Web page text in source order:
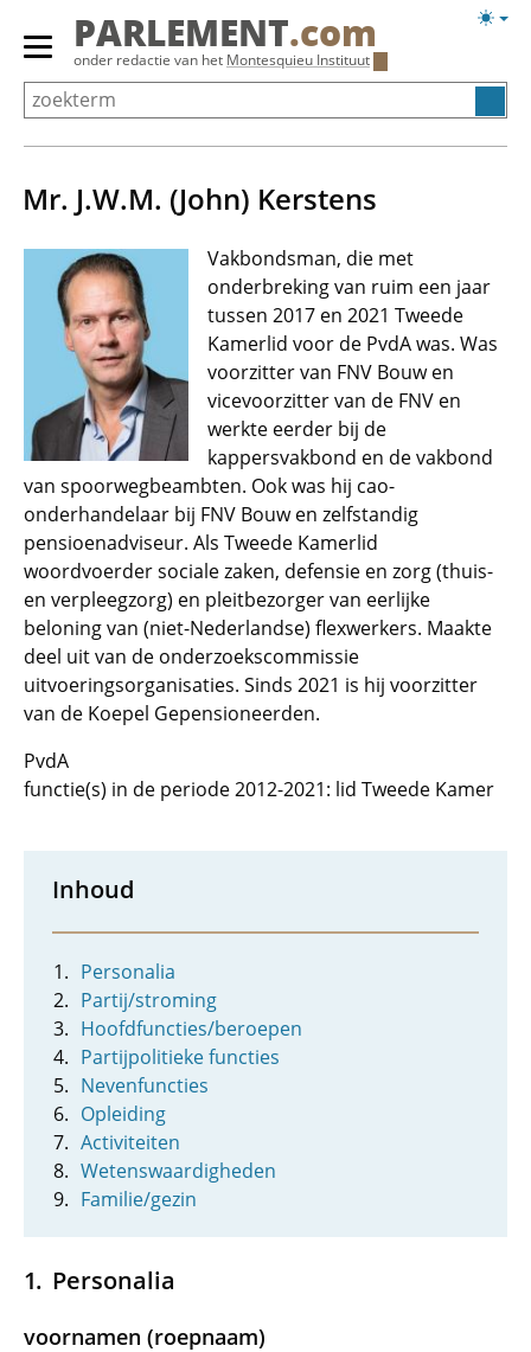
Overslaan
Primair
menu
tonen/verbergen
PARLEMENT.com
onder redactie van het Montesquieu Instituut
Mr. J.W.M. (John) Kerstens
Vakbondsman, die met
onderbreking van ruim een jaar
tussen 2017 en 2021 Tweede
Kamerlid voor de PvdA was. Was
voorzitter van FNV Bouw en
vicevoorzitter van de FNV en
werkte eerder bij de
kappersvakbond en de vakbond
van spoorwegbeambten. Ook was hij cao-
onderhandelaar bij FNV Bouw en zelfstandig
pensioenadviseur. Als Tweede Kamerlid
woordvoerder sociale zaken, defensie en zorg (thuis-
en verpleegzorg) en pleitbezorger van eerlijke
beloning van (niet-Nederlandse) flexwerkers. Maakte
deel uit van de onderzoekscommissie
uitvoeringsorganisaties. Sinds 2021 is hij voorzitter
van de Koepel Gepensioneerden.
PvdA
functie(s) in de periode 2012-2021: lid Tweede Kamer
Inhoud
Personalia
Partij/stroming
Hoofdfuncties/beroepen
Partijpolitieke functies
Nevenfuncties
Opleiding
Activiteiten
Wetenswaardigheden
Familie/gezin
Personalia
voornamen (roepnaam)